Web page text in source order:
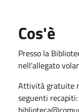
Cos'è
Presso la
nell'allegato
Attività gratuite
seguenti